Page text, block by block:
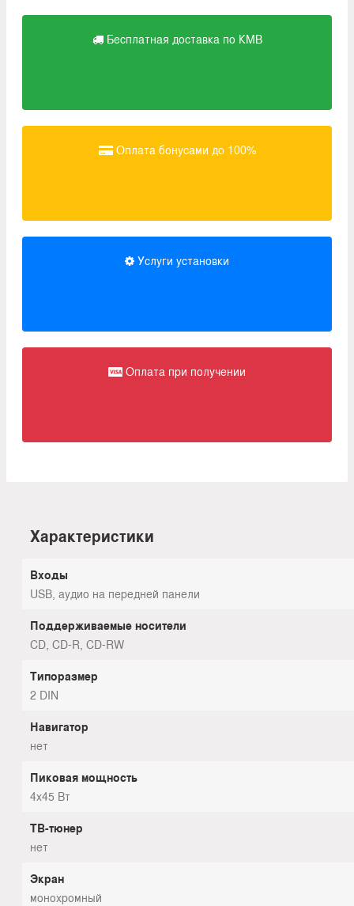
Бесплатная доставка по КМВ
Оплата бонусами до 100%
Услуги установки
Оплата при получении
Характеристики
Входы
USB, аудио на передней панели
Поддерживаемые носители
CD, CD-R, CD-RW
Типоразмер
2 DIN
Навигатор
нет
Пиковая мощность
4x45 Вт
ТВ-тюнер
нет
Экран
монохромный